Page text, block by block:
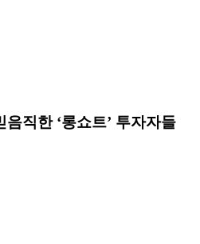
직한 ‘롱쇼트’ 투자자들